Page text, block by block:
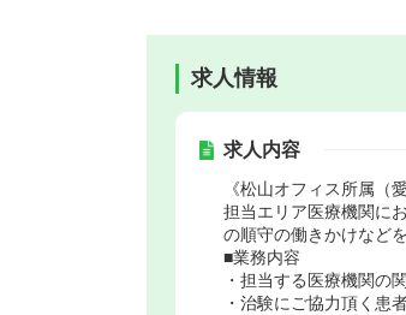
求人情報
求人内容
《松山オフィス所属（
担当エリア医療機関に
の順守の働きかけなど
■業務内容
・担当する医療機関の
・治験にご協力頂く患